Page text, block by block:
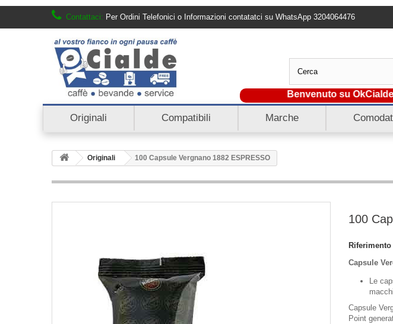
Contattaci: Per Ordini Telefonici o Informazioni contatatci su WhatsApp 3204064476
Benvenuto su
Originali Compatibili Marche
Originali 100 Capsule Vergnano 1882 ESPRESSO
100
Riferimento
Capsule
Le
Capsule
Point